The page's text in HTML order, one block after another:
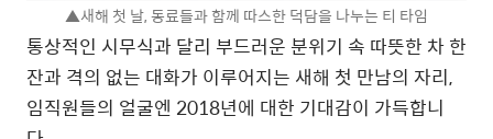
▲새해 첫 날, 동료들과 함께 따스한 덕담을 나누는 티 타임
통상적인 시무식과 달리 부드러운 분위기 속 따뜻한 차 한
잔과 격의 없는 대화가 이루어지는 새해 첫 만남의 자리,
임직원들의 얼굴엔 2018년에 대한 기대감이 가득합니